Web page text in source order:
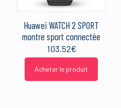
Huawei WATCH 2 SPORT
montre sport connectée
103.52€
Acheter le produit